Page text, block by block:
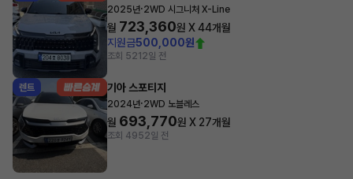
2025년·2WD 시그니처 X-Line
월 723,360원 X44개월
지원금500,000원
조회 521 2일 전
렌트 기아 스포티지
2024년·2WD 노블레스
월 693,770원 X 27개월
조회 4952일 전